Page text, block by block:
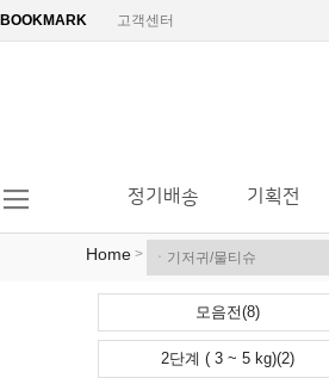
BOOKMARK 고객센터
정기배송 기획전
Home >
모음전(8)
2단계 ( 3 ~ 5 kg)(2)